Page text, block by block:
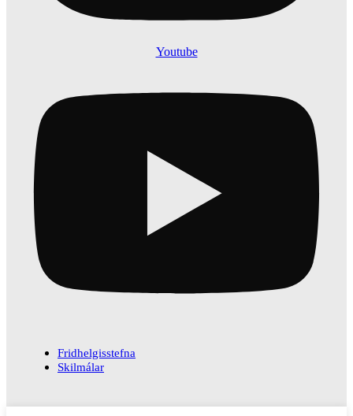
Youtube
Fridhelgisstefna
Skilmálar